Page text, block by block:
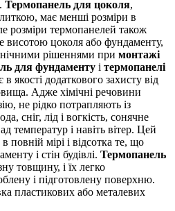
Термопанель для цоколя,
має менші розміри в
розміри термопанелей також
висотою цоколя або фундаменту,
рішеннями при монтажі
для фундаменту і термопанелі
якості додаткового захисту від
Адже хімічні речовини
не рідко потрапляють із
сніг, лід і вогкість, сонячне
температур і навіть вітер. Цей
повній мірі і відсотка те, що
і стін будівлі. Термопанель
товщину, і їх легко
і підготовлену поверхню.
пластикових або металевих